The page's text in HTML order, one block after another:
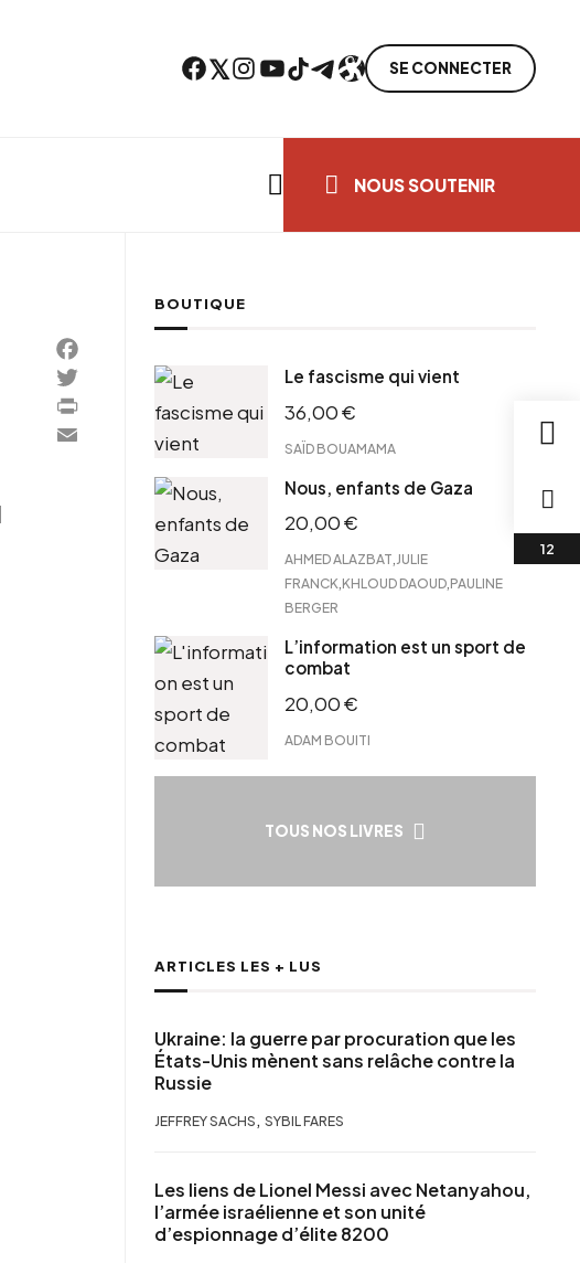
Facebook Twitter Instagram YouTube TikTok TelegramLien SE CONNECTER
NOUS SOUTENIR
Facebook
Twitter
PrintFriendly
Email
BOUTIQUE
Le fascisme qui vient
36,00€
SAÏD BOUAMAMA
Nous, enfants de Gaza
20,00€
AHMED ALAZBAT JULIE
FRANCK KHLOUD DAOUD PAULINE
BERGER
L’information est un sport de
combat
20,00€
ADAM BOUITI
TOUS NOS LIVRES
ARTICLES LES + LUS
Ukraine: la guerre par procuration que les
États-Unis mènent sans relâche contre la
Russie
JEFFREY SACHS , SYBIL FARES
Les liens de Lionel Messi avec Netanyahou,
l’armée israélienne et son unité
d’espionnage d’élite 8200